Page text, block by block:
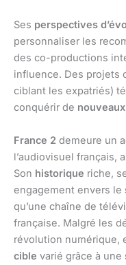
Ses perspectives
personnaliser les
des co-productions
influence. Des projets
ciblant les expatriés)
conquérir de
France 2 demeure un
l’audiovisuel français,
Son historique riche,
engagement envers le
qu’une chaîne de
française. Malgré les
révolution numérique,
cible varié grâce à une